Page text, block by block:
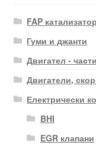
FAP
Гуми и джанти
Двигател -
Двигатели,
Електрически
BHI
EGR клапани